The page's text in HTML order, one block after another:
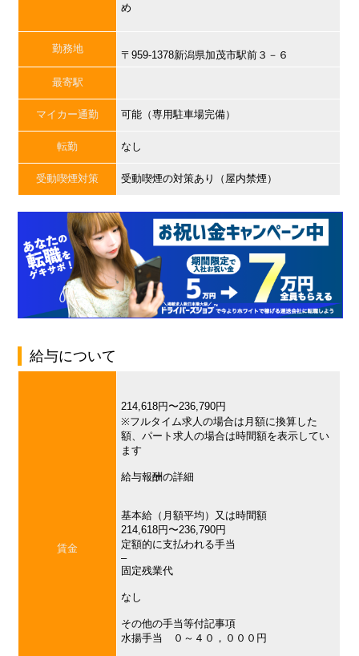
め
勤務地
〒959-1378新潟県加茂市駅前３－６
最寄駅
マイカー通勤 可能（専用駐車場完備）
転勤 なし
受動喫煙対策 受動喫煙の対策あり（屋内禁煙）
給与について
賃金
214,618円〜236,790円
※フルタイム求人の場合は月額に換算した
額、パート求人の場合は時間額を表示してい
ます
給与報酬の詳細
基本給（月額平均）又は時間額
214,618円〜236,790円
定額的に支払われる手当
–
固定残業代
なし
その他の手当等付記事項
水揚手当 ０～４０，０００円